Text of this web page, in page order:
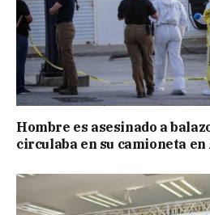
Hombre es asesinado a
circulaba en su camioneta